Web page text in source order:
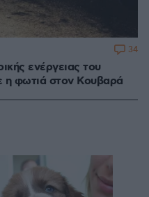
ενέργειας του
η φωτιά στον Κουβαρά
34